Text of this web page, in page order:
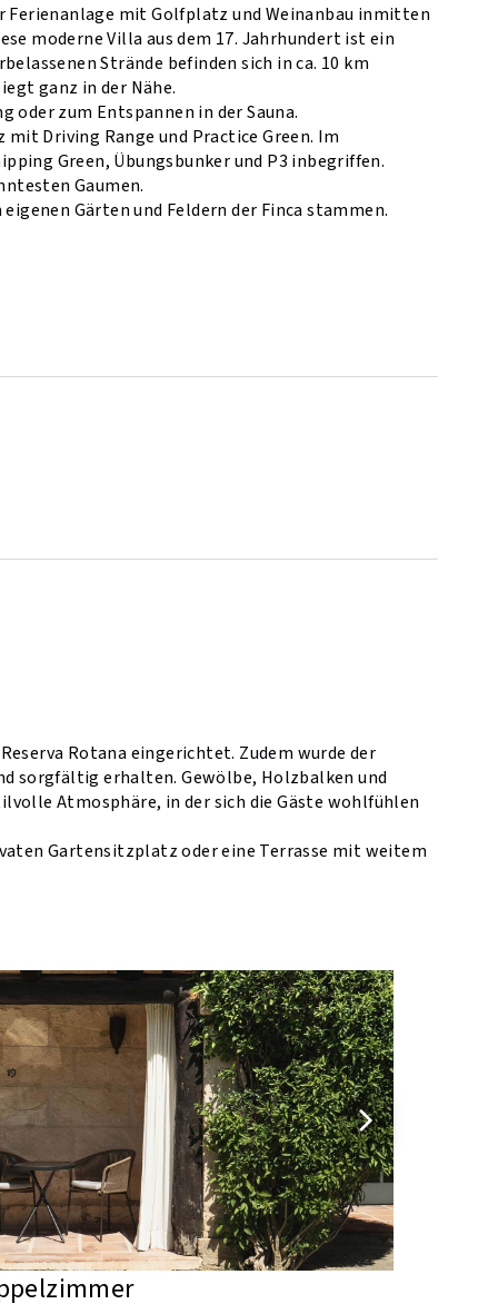
Ferienanlage mit Golfplatz und Weinanbau inmitten
moderne Villa aus dem 17. Jahrhundert ist ein
Strände befinden sich in ca. 10 km
ganz in der Nähe.
oder zum Entspannen in der Sauna.
Driving Range und Practice Green. Im
Green, Übungsbunker und P3 inbegriffen.
Gaumen.
Gärten und Feldern der Finca stammen.
Rotana eingerichtet. Zudem wurde der
sorgfältig erhalten. Gewölbe, Holzbalken und
Atmosphäre, in der sich die Gäste wohlfühlen
Gartensitzplatz oder eine Terrasse mit weitem